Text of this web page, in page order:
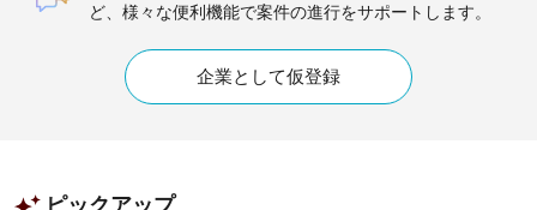
ど、様々な便利機能で案件の進行をサポートします。
企業として仮登録
ピックアップ